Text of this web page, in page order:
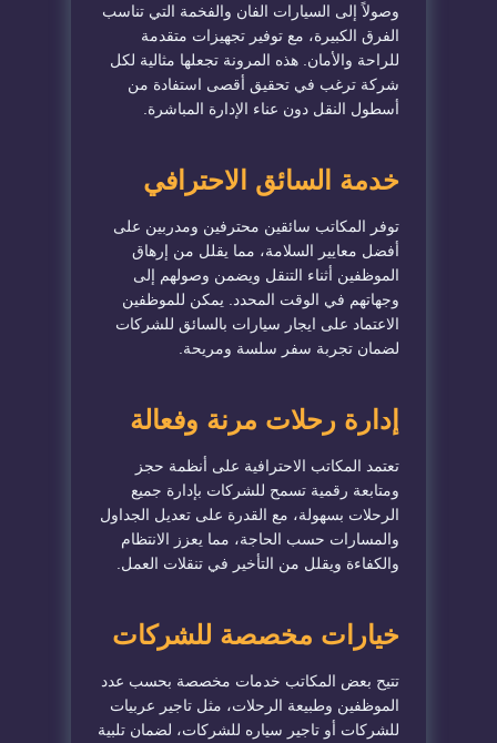
وصولاً إلى السيارات الفان والفخمة التي تناسب
الفرق الكبيرة، مع توفير تجهيزات متقدمة
للراحة والأمان. هذه المرونة تجعلها مثالية لكل
شركة ترغب في تحقيق أقصى استفادة من
أسطول النقل دون عناء الإدارة المباشرة.
خدمة السائق الاحترافي
توفر المكاتب سائقين محترفين ومدربين على
أفضل معايير السلامة، مما يقلل من إرهاق
الموظفين أثناء التنقل ويضمن وصولهم إلى
وجهاتهم في الوقت المحدد. يمكن للموظفين
الاعتماد على ايجار سيارات بالسائق للشركات
لضمان تجربة سفر سلسة ومريحة.
إدارة رحلات مرنة وفعالة
تعتمد المكاتب الاحترافية على أنظمة حجز
ومتابعة رقمية تسمح للشركات بإدارة جميع
الرحلات بسهولة، مع القدرة على تعديل الجداول
والمسارات حسب الحاجة، مما يعزز الانتظام
والكفاءة ويقلل من التأخير في تنقلات العمل.
خيارات مخصصة للشركات
تتيح بعض المكاتب خدمات مخصصة بحسب عدد
الموظفين وطبيعة الرحلات، مثل تاجير عربيات
للشركات أو تاجير سياره للشركات، لضمان تلبية